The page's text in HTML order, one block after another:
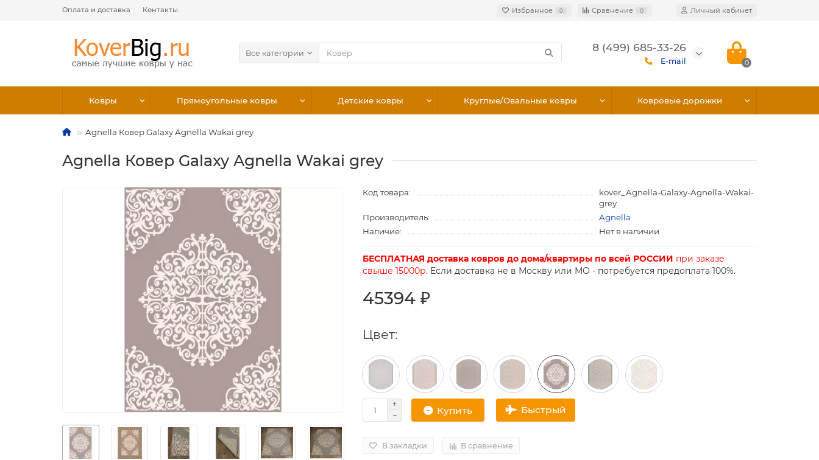
Оплата и доставка Контакты Избранное 0 Сравнение 0 Личный кабинет
Все категории 8 (499) 685-33-26
E-mail 0
Ковры Прямоугольные ковры Детские ковры Круглые/Овальные ковры Ковровые дорожки
Agnella Ковер Galaxy Agnella Wakai grey
Agnella Ковер Galaxy Agnella Wakai grey
Код товара:
kover_Agnella-Galaxy-Agnella-Wakai-
grey
Производитель:
Agnella
Наличие:
Нет в наличии
БЕСПЛАТНАЯ доставка ковров до дома/квартиры по всей РОССИИ при заказе
свыше 15000р. Если доставка не в Москву или МО - потребуется предоплата 100%.
45394 ₽
Цвет:
Купить Быстрый
В закладки В сравнение